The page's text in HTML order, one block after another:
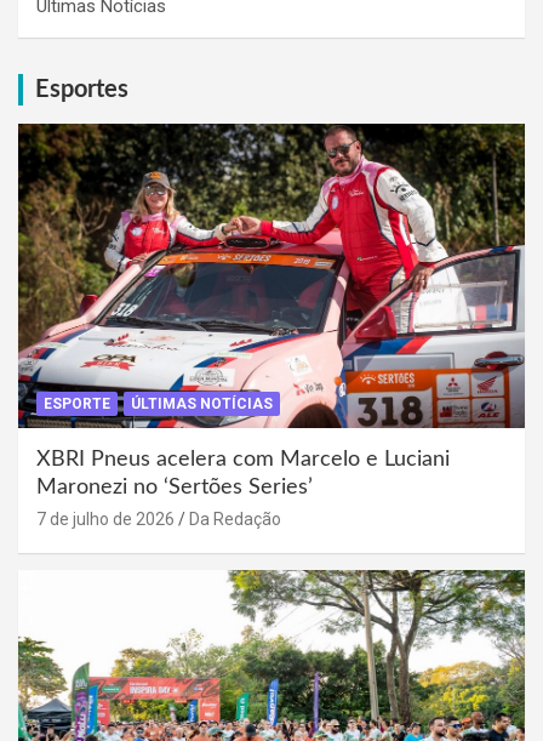
Últimas Notícias
Esportes
ESPORTE ÚLTIMAS NOTÍCIAS
XBRI Pneus acelera com Marcelo e Luciani
Maronezi no ‘Sertões Series’
7 de julho de 2026 Da Redação